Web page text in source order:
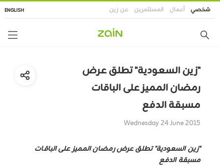
تجاوز
إلى
الرئيسي
شخصي أعمال المستثمرين عن زين ENGLISH
"زين السعودية" تطلق عرض
رمضان المميز على الباقات
مسبقة الدفع
Wednesday 24 June 2015
"زين السعودية" تطلق عرض رمضان المميز على الباقات
مسبقة الدفع